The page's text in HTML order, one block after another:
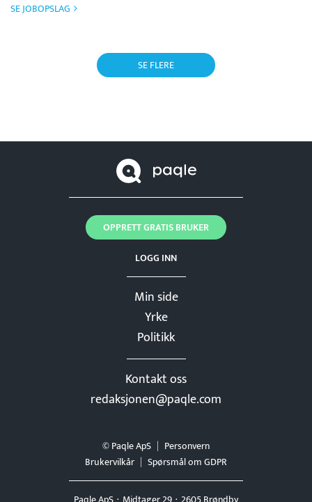
SE JOBOPSLAG
SE FLERE
Min side
Yrke
Politikk
Kontakt oss
redaksjonen@paqle.com
LOGG INN
OPPRETT GRATIS BRUKER
© Paqle ApS
Personvern
Brukervilkår
Spørsmål om GDPR